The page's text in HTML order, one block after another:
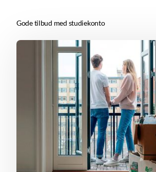
Gode tilbud med studiekonto